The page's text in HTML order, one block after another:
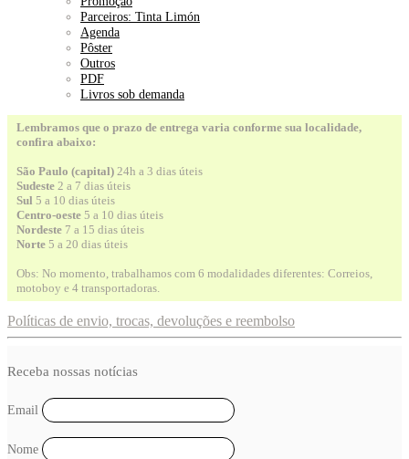
Parceiros: Tinta Limón
Agenda
Pôster
Outros
PDF
Livros sob demanda
Lembramos que o prazo de entrega varia conforme sua localidade,
confira abaixo:
São Paulo (capital) 24h a 3 dias úteis
Sudeste 2 a 7 dias úteis
Sul 5 a 10 dias úteis
Centro-oeste 5 a 10 dias úteis
Nordeste 7 a 15 dias úteis
Norte 5 a 20 dias úteis
Obs: No momento, trabalhamos com 6 modalidades diferentes: Correios,
motoboy e 4 transportadoras.
Políticas de envio, trocas, devoluções e reembolso
Receba nossas notícias
Email
Nome